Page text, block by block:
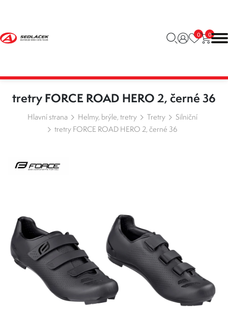
0 0
tretry FORCE ROAD HERO 2, černé 36
Hlavní strana Helmy, brýle, tretry Tretry
Silniční
tretry FORCE ROAD HERO 2, černé 36